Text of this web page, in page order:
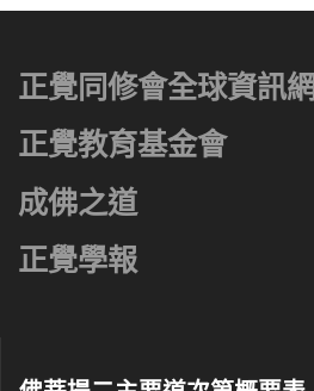
正覺同修會全球資訊網
正覺教育基金會
成佛之道
正覺學報